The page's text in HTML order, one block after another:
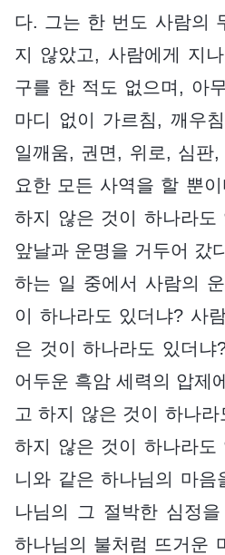
다. 그는 한 번도 사람의
지 않았고, 사람에게 지
구를 한 적도 없으며, 아
마디 없이 가르침, 깨우
일깨움, 권면, 위로, 심판
요한 모든 사역을 할 뿐
하지 않은 것이 하나라도
앞날과 운명을 거두어 갔
하는 일 중에서 사람의
이 하나라도 있더냐? 사
은 것이 하나라도 있더냐
어두운 흑암 세력의 압제
고 하지 않은 것이 하나
하지 않은 것이 하나라도
니와 같은 하나님의 마음
나님의 그 절박한 심정
하나님의 불처럼 뜨거운